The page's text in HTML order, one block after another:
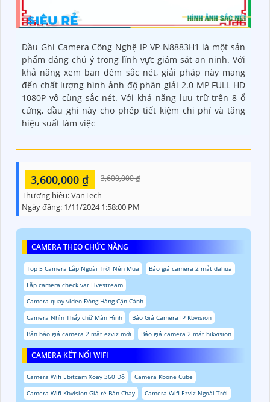
Đầu Ghi Camera Công Nghệ IP VP-N8883H1 là một sản
phẩm đáng chú ý trong lĩnh vực giám sát an ninh. Với
khả năng xem ban đêm sắc nét, giải pháp này mang
đến chất lượng hình ảnh độ phân giải 2.0 MP FULL HD
1080P vô cùng sắc nét. Với khả năng lưu trữ trên 8 ổ
cứng, đầu ghi này cho phép tiết kiệm chi phí và tăng
hiệu suất làm việc
3,600,000 ₫ 3,600,000 ₫
Thương hiệu:VanTech
Ngày đăng: 1/11/2024 1:58:00 PM
CAMERA THEO CHỨC NĂNG
Top 5 Camera Lắp Ngoài Trời Nên Mua
Báo giá camera 2 mắt dahua
Lắp camera check var Livestream
Camera quay video Đóng Hàng Cận Cảnh
Camera Nhìn Thấy chữ Màn Hình
Báo Giá Camera IP Kbvision
Bản báo giá camera 2 mắt ezviz mới
Báo giá camera 2 mắt hikvision
CAMERA KẾT NỐI WIFI
Camera Wifi Ebitcam Xoay 360 Độ
Camera Kbone Cube
Camera Wifi Kbvision Giá rẻ Bán Chạy
Camera Wifi Ezviz Ngoài Trời